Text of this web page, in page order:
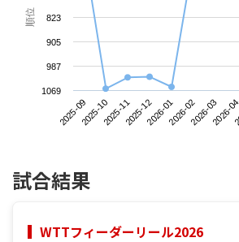
順位
2025-092025-102025-112025-122026-012026-022026-032026-
823
905
987
1069
試合結果
WTTフィーダーリール2026